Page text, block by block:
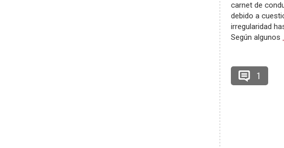
carnet de
debido a
irregularidad
Según algunos
1